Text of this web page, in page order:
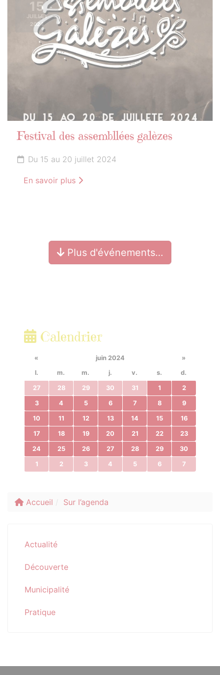
15
JUILLET
2024
Festival des assembllées galèzes
Du 15 au 20 juillet 2024
En savoir plus
Plus d'événements…
Calendrier
« juin 2024
»
l.
m. m. j. v. s. d.
27 28 29 30 31 1 2
3 4 5 6 7 8 9
10 11 12 13 14 15 16
17 18 19 20 21 22 23
24 25 26 27 28 29 30
1 2 3 4 5 6 7
Accueil Sur l’agenda
Actualité
Découverte
Municipalité
Pratique